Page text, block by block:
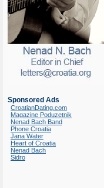
Sponsored Ads
CroatianDating.com
Magazine Poduzetnik
Nenad Bach Band
Phone Croatia
Jana Water
Heart of Croatia
Nenad Bach
Sidro